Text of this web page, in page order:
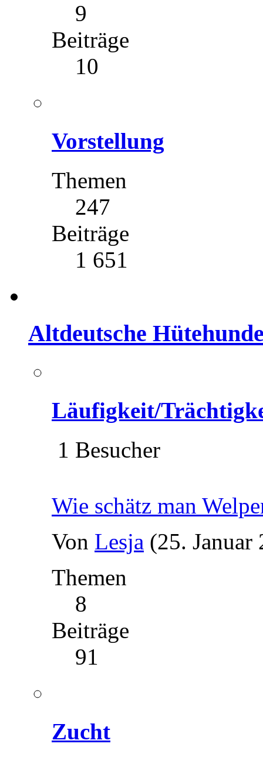
9
Beiträge
10
Vorstellung
Themen
247
Beiträge
1 651
Altdeutsche
Läufigkeit/
1 Besucher
Wie schätz man
Von Lesja (25. Januar
Themen
8
Beiträge
91
Zucht